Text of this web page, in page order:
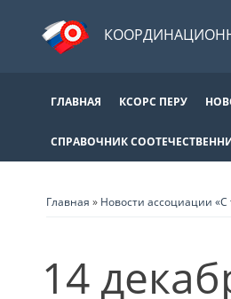
ГЛАВНАЯ КСОРС ПЕРУ
СПРАВОЧНИК
Главная » Новости ассоциации «С
14